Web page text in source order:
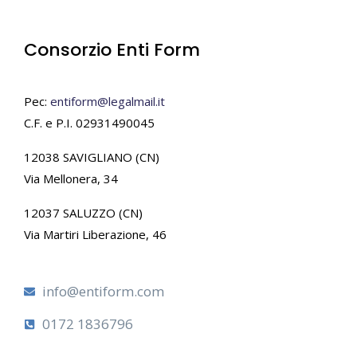
Consorzio Enti Form
Pec: entiform@legalmail.it
C.F. e P.I. 02931490045
12038 SAVIGLIANO (CN)
Via Mellonera, 34
12037 SALUZZO (CN)
Via Martiri Liberazione, 46
info@entiform.com
0172 1836796